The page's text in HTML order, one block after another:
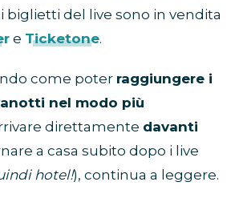
biglietti del live sono in vendita
e Ticketone.
come poter raggiungere i
nel modo più
direttamente davanti
a casa subito dopo i live
hotel!), continua a leggere.